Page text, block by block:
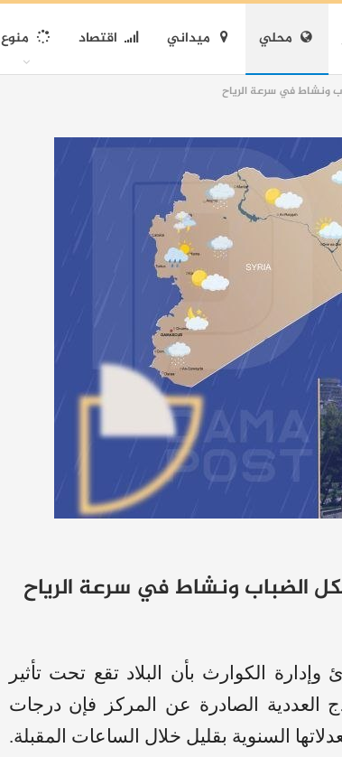
محلي ميداني اقتصاد منوع
ونشاط في سرعة الرياح
الضباب ونشاط في سرعة الرياح
وإدارة الكوارث بأن البلاد تقع تحت تأثير
الصادرة عن المركز فإن درجات
السنوية بقليل خلال الساعات المقبلة.